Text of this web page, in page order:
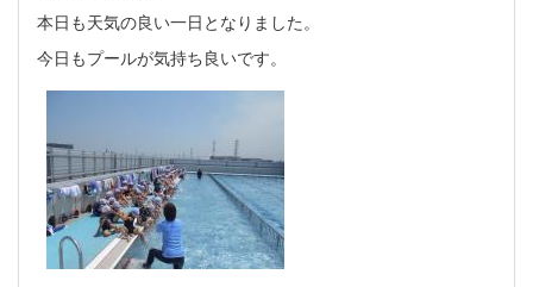
本日も天気の良い一日となりました。
今日もプールが気持ち良いです。